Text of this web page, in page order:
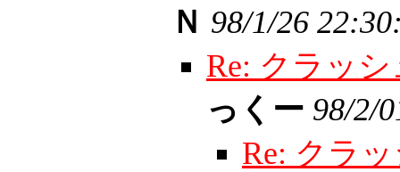
Ｎ 98/1/26
Re: クラッ
っくー 98/2/
Re: クラ